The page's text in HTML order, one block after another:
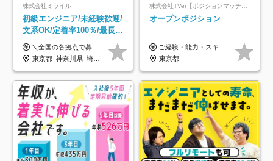
株式会社ミライル
初級エンジニア/未経験歓迎/
文系OK/定着率100％/最長1
年の自社ITスクール研修あ
り/年休130日
＼全国の各拠点で募集中！／ 給与は以下の通り、勤務地により異なります。 札幌：月給23万円～27万円 仙台：月給22万円～26万円 新潟：月給22万円～26万円 東京：月給26万円～30万円 大阪：月給24万円～29万円 福岡：月給23.5万円～27万円 沖縄：月給21万円～26万円 ◎給与は知識や経験を考慮して決定します。 ◎残業は別途全額支給します。 ◎試用期間12カ月あり（給与は以下の通りです。その他条件に変更はありません） （試用期間の給与） 札幌：月給18.6万円～ 仙台：月給19万円～ 新潟：月給18万円～ 東京：月給22万円～ 大阪：月給20.8万円～ 福岡：月給19万円～ 沖縄：月給18万円～
東京都_神奈川県_埼玉県_千葉県_大阪府_愛知県_北海道_青森県_岩手県_宮城県_秋田県_山形県_福島県_茨城県_栃木県_群馬県_新潟県_山梨県_長野県_富山県_石川県_福井県_静岡県_岐阜県_三重県_兵庫県_京都府_滋賀県_奈良県_和歌山県_広島県_岡山県_鳥取県_島根県_山口県_徳島県_香川県_愛媛県_高知県_福岡県_熊本県_佐賀県_長崎県_大分県_宮崎県_鹿児島県_沖縄県
株式会社TVer【ポジションマッチ登録】
オープンポジション
ご経験・能力・スキル等により、当社基準にて優遇・相談のうえ決定いたします。
東京都